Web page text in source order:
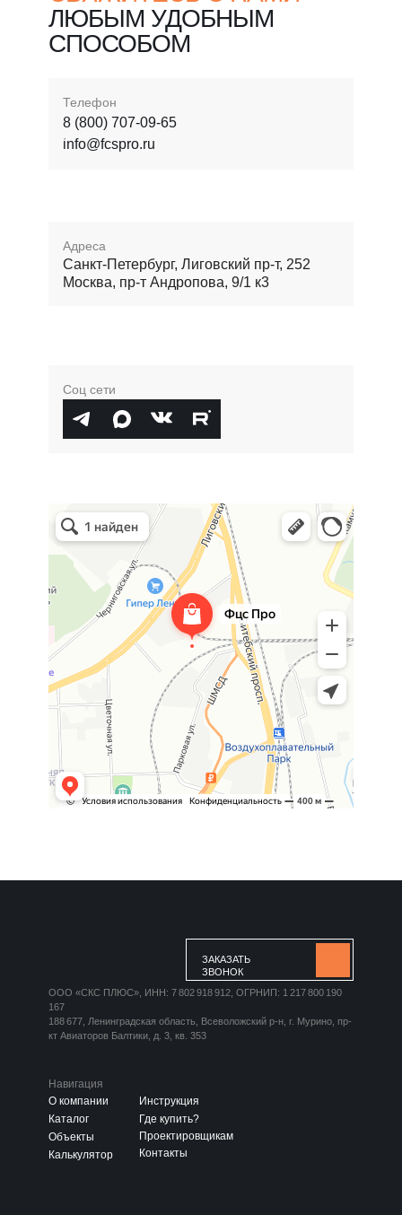
Соц сети
Адреса
Санкт-Петербург, Лиговский пр-т, 252
Москва, пр-т Андропова, 9/1 к3
Телефон
8 (800) 707-09-65
info@fcspro.ru
ЛЮБЫМ УДОБНЫМ
СПОСОБОМ
Навигация
О компании
Каталог
Объекты
Калькулятор
Инструкция
Где купить?
Проектировщикам
Контакты
ЗАКАЗАТЬ
ЗВОНОК
ООО «СКС ПЛЮС», ИНН: 7 802 918 912, ОГРНИП: 1 217 800 190
167
188 677, Ленинградская область, Всеволожский р-н, г. Мурино, пр-
кт Авиаторов Балтики, д. 3, кв. 353